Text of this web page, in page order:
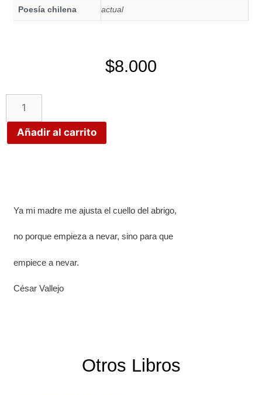
Poesía chilena actual
$8.000
Añadir al carrito
Ya mi madre me ajusta el cuello del abrigo,
no porque empieza a nevar, sino para que
empiece a nevar.
César Vallejo
Otros Libros